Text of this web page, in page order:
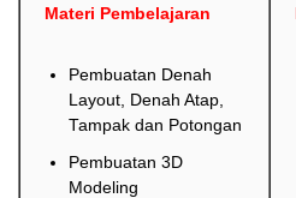
Materi Pembelajaran
Pembuatan Denah
Layout, Denah Atap,
Tampak dan Potongan
Pembuatan 3D
Modeling